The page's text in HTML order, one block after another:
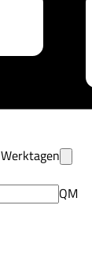
Werktagen
QM